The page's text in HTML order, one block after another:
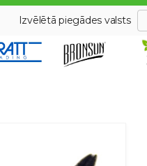
Izvēlētā piegādes valsts